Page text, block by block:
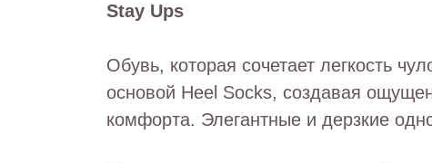
Stay Ups
Обувь, которая сочетает легкость
основой Heel Socks, создавая
комфорта. Элегантные и дерзкие